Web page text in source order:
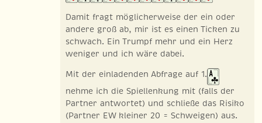
Damit fragt möglicherweise der ein oder
andere groß ab, mir ist es einen Ticken zu
schwach. Ein Trumpf mehr und ein Herz
weniger und ich wäre dabei.
Mit der einladenden Abfrage auf 1.
nehme ich die Spiellenkung mit (falls der
Partner antwortet) und schließe das Risiko
(Partner EW kleiner 20 = Schweigen) aus.